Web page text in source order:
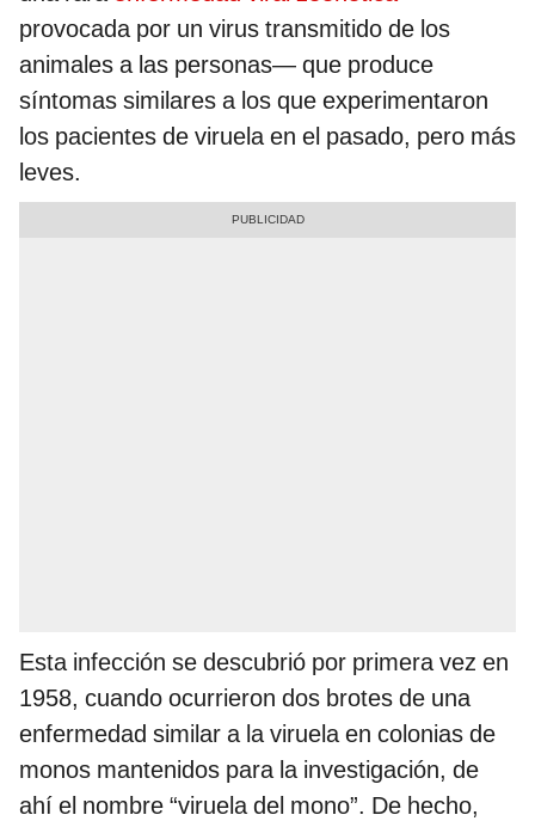
provocada por un virus transmitido de los
animales a las personas— que produce
síntomas similares a los que experimentaron
los pacientes de viruela en el pasado, pero más
leves.
Esta infección se descubrió por primera vez en
1958, cuando ocurrieron dos brotes de una
enfermedad similar a la viruela en colonias de
monos mantenidos para la investigación, de
ahí el nombre “viruela del mono”. De hecho,